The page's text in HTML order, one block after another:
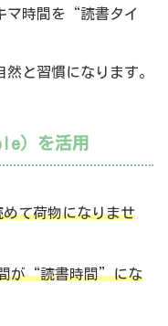
マ時間を“読書タイ
然と習慣になります。
）を活用
て荷物になりませ
が“読書時間”にな